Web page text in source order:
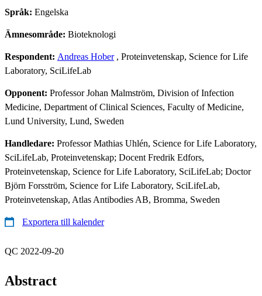
Språk: Engelska
Ämnesområde: Bioteknologi
Respondent: Andreas Hober, Proteinvetenskap, Science for Life
Laboratory, SciLifeLab
Opponent: Professor Johan Malmström, Division of Infection
Medicine, Department of Clinical Sciences, Faculty of Medicine,
Lund University, Lund, Sweden
Handledare: Professor Mathias Uhlén, Science for Life Laboratory,
SciLifeLab, Proteinvetenskap; Docent Fredrik Edfors,
Proteinvetenskap, Science for Life Laboratory, SciLifeLab; Doctor
Björn Forsström, Science for Life Laboratory, SciLifeLab,
Proteinvetenskap, Atlas Antibodies AB, Bromma, Sweden
Exportera till kalender
QC 2022-09-20
Abstract